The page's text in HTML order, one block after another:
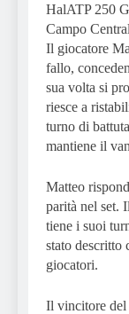
HalATP 250
Campo
Il giocatore
fallo,
sua volta si
riesce a
turno di
mantiene il
Matteo
parità nel set.
tiene i suoi
stato descritto
giocatori.
Il vincitore del